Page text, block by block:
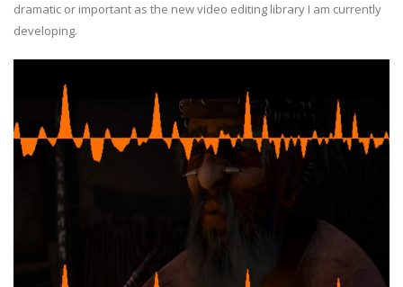
dramatic or important as the new video editing library I am currently
developing.